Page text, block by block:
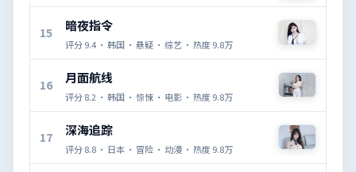
15 暗夜指令
评分9.4 · 韩国 · 悬疑 · 综艺 · 热度9.8万
16 月面航线
评分8.2 · 韩国 · 惊悚 · 电影 · 热度9.8万
17 深海追踪
评分8.8 · 日本 · 冒险 · 动漫 · 热度9.8万